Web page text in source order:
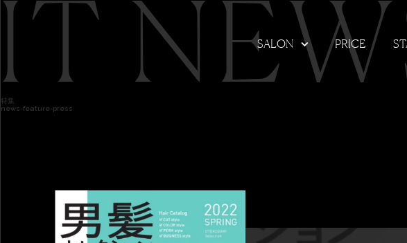
SALON PRICE
IT
特集
news-feature-press